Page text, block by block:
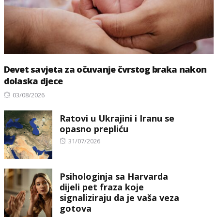
Devet savjeta za očuvanje čvrstog braka nakon
dolaska djece
Posted
03/08/2026
Ratovi u Ukrajini i Iranu se
opasno prepliću
Posted
31/07/2026
Psihologinja sa Harvarda
dijeli pet fraza koje
signaliziraju da je vaša veza
gotova